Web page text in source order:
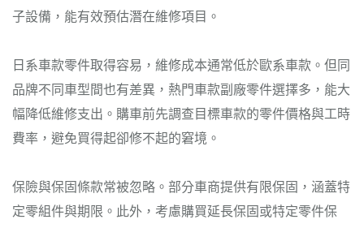
子設備，能有效預估潛在維修項目。
日系車款零件取得容易，維修成本通常低於歐系車款。但同
品牌不同車型間也有差異，熱門車款副廠零件選擇多，能大
幅降低維修支出。購車前先調查目標車款的零件價格與工時
費率，避免買得起卻修不起的窘境。
保險與保固條款常被忽略。部分車商提供有限保固，涵蓋特
定零組件與期限。此外，考慮購買延長保固或特定零件保